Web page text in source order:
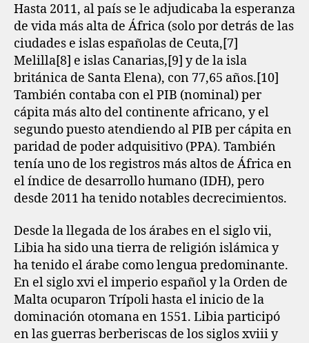
Hasta 2011, al país se le adjudicaba la esperanza
de vida más alta de África (solo por detrás de las
ciudades e islas españolas de Ceuta,[7]​
Melilla[8]​ e islas Canarias,[9]​ y de la isla
británica de Santa Elena), con 77,65 años.[10]​
También contaba con el PIB (nominal) per
cápita más alto del continente africano, y el
segundo puesto atendiendo al PIB per cápita en
paridad de poder adquisitivo (PPA). También
tenía uno de los registros más altos de África en
el índice de desarrollo humano (IDH), pero
desde 2011 ha tenido notables decrecimientos.
Desde la llegada de los árabes en el siglo vii,
Libia ha sido una tierra de religión islámica y
ha tenido el árabe como lengua predominante.
En el siglo xvi el imperio español y la Orden de
Malta ocuparon Trípoli hasta el inicio de la
dominación otomana en 1551. Libia participó
en las guerras berberiscas de los siglos xviii y